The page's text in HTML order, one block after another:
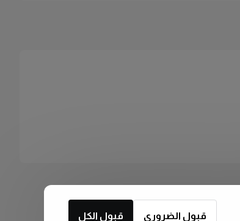
قبول الكل قبول الضروري